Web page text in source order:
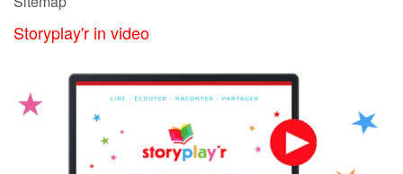
Storyplay'r in video